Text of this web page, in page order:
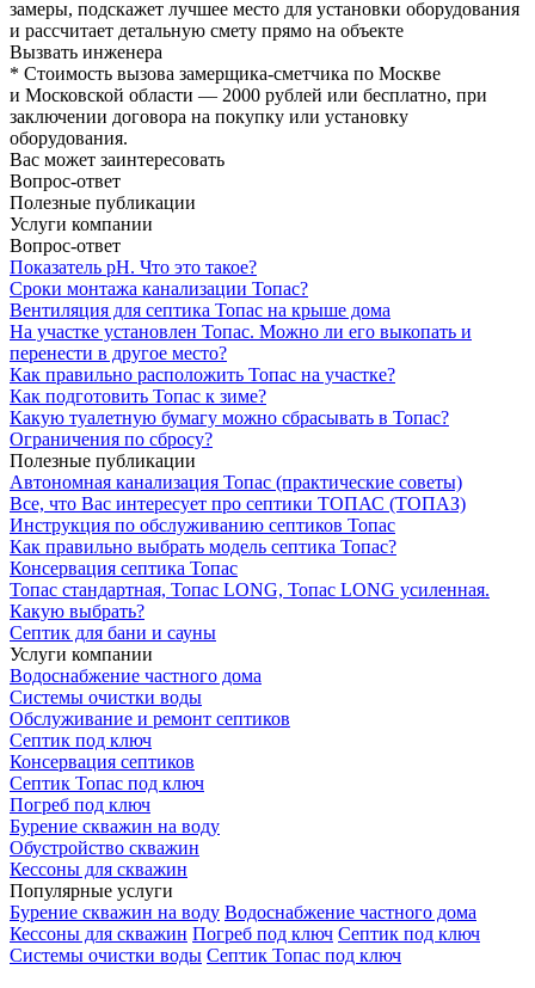
замеры, подскажет лучшее место для установки оборудования
и рассчитает детальную смету прямо на объекте
Вызвать инженера
* Стоимость вызова замерщика-сметчика по Москве
и Московской области — 2000 рублей или бесплатно, при
заключении договора на покупку или установку
оборудования.
Вас может заинтересовать
Вопрос-ответ
Полезные публикации
Услуги компании
Вопрос-ответ
Показатель рН. Что это такое?
Сроки монтажа канализации Топас?
Вентиляция для септика Топас на крыше дома
На участке установлен Топас. Можно ли его выкопать и
перенести в другое место?
Как правильно расположить Топас на участке?
Как подготовить Топас к зиме?
Какую туалетную бумагу можно сбрасывать в Топас?
Ограничения по сбросу?
Полезные публикации
Автономная канализация Топас (практические советы)
Все, что Вас интересует про септики ТОПАС (ТОПАЗ)
Инструкция по обслуживанию септиков Топас
Как правильно выбрать модель септика Топас?
Консервация септика Топас
Топас стандартная, Топас LONG, Топас LONG усиленная.
Какую выбрать?
Септик для бани и сауны
Услуги компании
Водоснабжение частного дома
Системы очистки воды
Обслуживание и ремонт септиков
Септик под ключ
Консервация септиков
Септик Топас под ключ
Погреб под ключ
Бурение скважин на воду
Обустройство скважин
Кессоны для скважин
Популярные услуги
Бурение скважин на воду Водоснабжение частного дома
Кессоны для скважин Погреб под ключ Септик под ключ
Системы очистки воды Септик Топас под ключ